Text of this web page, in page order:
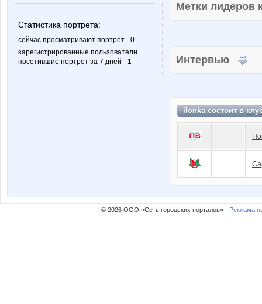
Статистика портрета:
сейчас просматривают портрет - 0
зарегистрированные пользователи
посетившие портрет за 7 дней - 1
Метки
Интервью
ilonka состоит в
© 2026 ООО «Сеть городских порталов» · Реклама